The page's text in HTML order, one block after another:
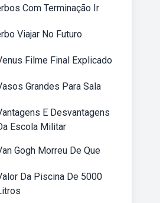
Com Terminação Ir
Viajar No Futuro
Filme Final Explicado
Grandes Para Sala
E Desvantagens
Escola Militar
Gogh Morreu De Que
Da Piscina De 5000